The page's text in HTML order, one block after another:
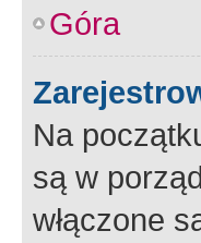
Góra
Na
są w
włączone